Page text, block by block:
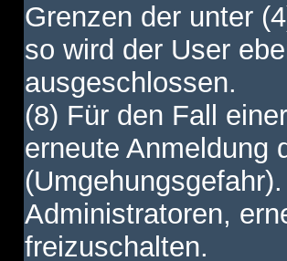
Grenzen der unter
so wird der User
ausgeschlossen.
(8) Für den Fall
erneute Anmeldung
Administratoren,
freizuschalten.